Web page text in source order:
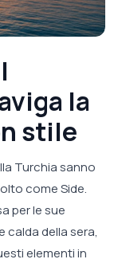
la
stile
Turchia sanno
come Side.
per le sue
calda della sera,
elementi in